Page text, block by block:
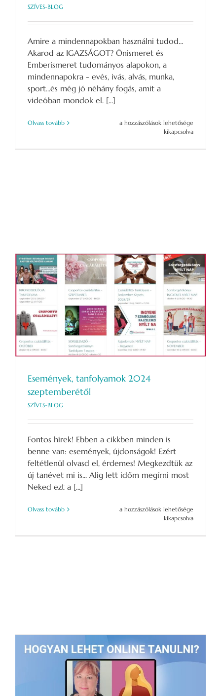
SZÍVES-BLOG
Amire a mindennapokban használni tudod…
Akarod az IGAZSÁGOT? Önismeret és
Emberismeret tudományos alapokon, a
mindennapokra - evés, ivás, alvás, munka,
sport...és még jó néhány fogás, amit a
videóban mondok el. [...]
Olvass tovább
Legbelsőbb
a hozzászólások lehetősége
kikapcsolva
Események, tanfolyamok 2024
szeptemberétől
SZÍVES-BLOG
Fontos hírek! Ebben a cikkben minden is
benne van: események, újdonságok! Ezért
feltétlenül olvasd el, érdemes! Megkezdtük az
új tanévet mi is... Alig lett időm megírni most
Neked ezt a [...]
Olvass tovább
Események,
a hozzászólások lehetősége
kikapcsolva